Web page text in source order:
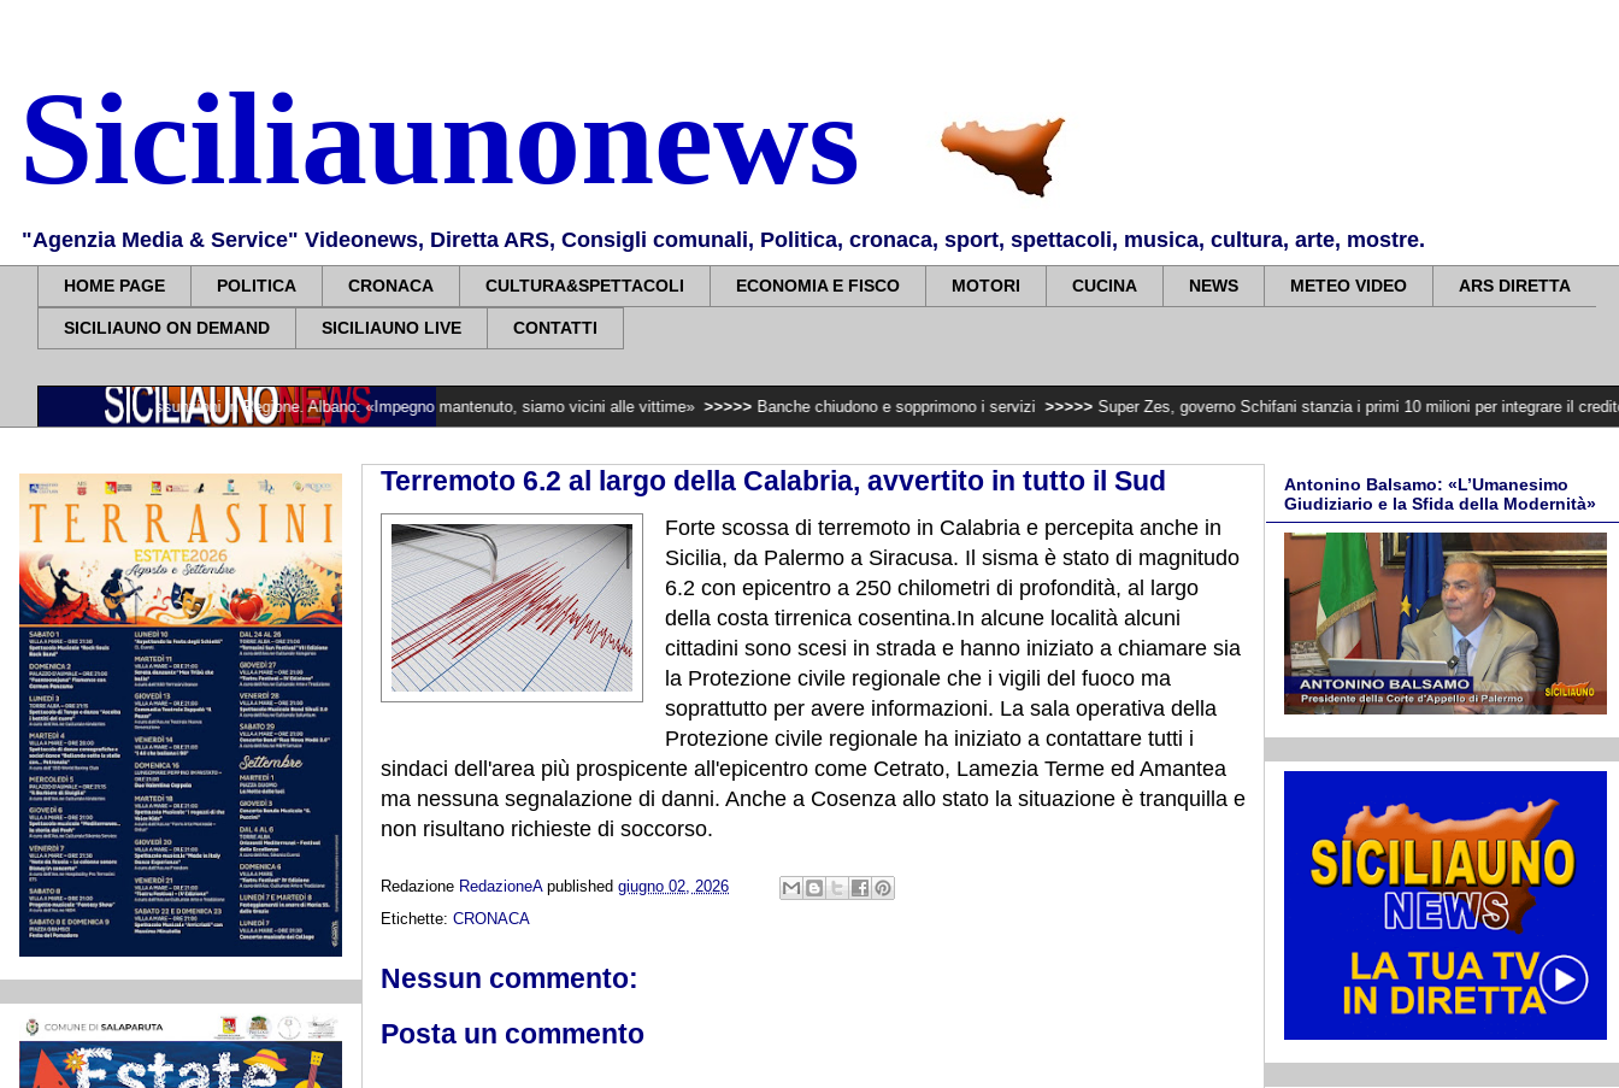
Siciliaunonews
"Agenzia Media & Service" Videonews, Diretta ARS, Consigli comunali, Politica, cronaca, sport, spettacoli, musica, cultura, arte, mostre.
HOME PAGE POLITICA CRONACA CULTURA&SPETTACOLI ECONOMIA E FISCO MOTORI CUCINA NEWS METEO VIDEO ARS DIRETTA
SICILIAUNO ON DEMAND SICILIAUNO LIVE CONTATTI
per assunzioni in Regione. Albano: «Impegno mantenuto, siamo vicini alle vittime» >>>>> Banche chiudono e sopprimono i servizi >>>>> Super Zes, governo Schifani stanzia i primi 10 milioni per integrare il credito d’imposta
Terremoto 6.2 al largo della Calabria, avvertito in tutto il Sud
Forte scossa di terremoto in Calabria e percepita anche in
Sicilia, da Palermo a Siracusa. Il sisma è stato di magnitudo
6.2 con epicentro a 250 chilometri di profondità, al largo
della costa tirrenica cosentina.In alcune località alcuni
cittadini sono scesi in strada e hanno iniziato a chiamare sia
la Protezione civile regionale che i vigili del fuoco ma
soprattutto per avere informazioni. La sala operativa della
Protezione civile regionale ha iniziato a contattare tutti i
sindaci dell'area più prospicente all'epicentro come Cetrato, Lamezia Terme ed Amantea
ma nessuna segnalazione di danni. Anche a Cosenza allo stato la situazione è tranquilla e
non risultano richieste di soccorso.
Redazione RedazioneA published giugno 02, 2026
Etichette: CRONACA
Nessun commento:
Posta un commento
Antonino Balsamo: «L’Umanesimo
Giudiziario e la Sfida della Modernità»